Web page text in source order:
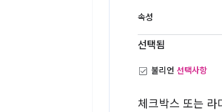
속성
선택됨
불리언 선택사항
체크박스 또는 라